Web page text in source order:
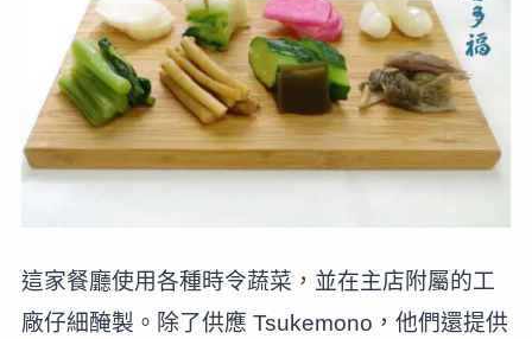
這家餐廳使用各種時令蔬菜，並在主店附屬的工
廠仔細醃製。除了供應 Tsukemono，他們還提供